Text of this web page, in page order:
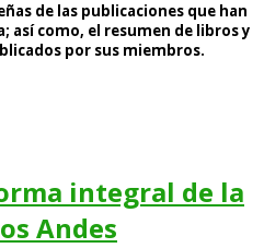
de las publicaciones que han
así como, el resumen de libros y
por sus miembros.
integral de la
Andes